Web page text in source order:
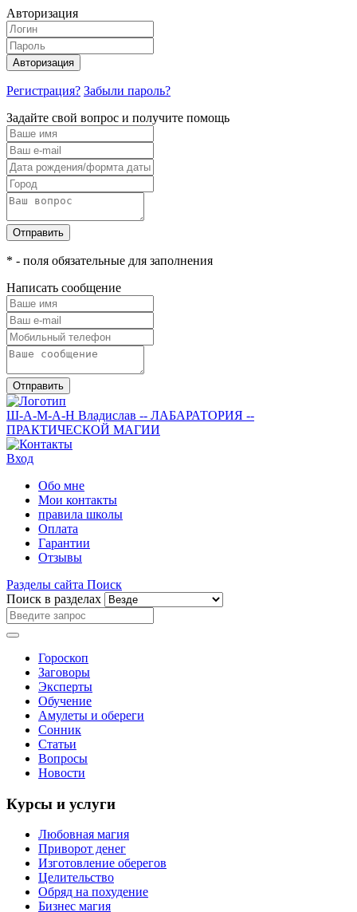
Авторизация
Авторизация
Регистрация? Забыли пароль?
Задайте свой вопрос и получите помощь
Отправить
* - поля обязательные для заполнения
Написать сообщение
Отправить
Ш-А-М-А-Н Владислав -- ЛАБАРАТОРИЯ --
ПРАКТИЧЕСКОЙ МАГИИ
Вход
Обо мне
Мои контакты
правила школы
Оплата
Гарантии
Отзывы
Разделы сайта Поиск
Поиск в разделах
Гороскоп
Заговоры
Эксперты
Обучение
Амулеты и обереги
Сонник
Статьи
Вопросы
Новости
Курсы и услуги
Любовная магия
Приворот денег
Изготовление оберегов
Целительство
Обряд на похудение
Бизнес магия